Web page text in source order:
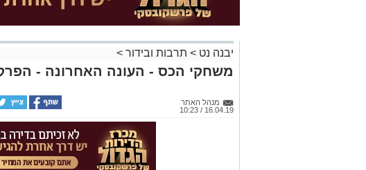
יבנה נט > תרבות ובידור >
משחקי הכס - העונה האחרונה -
מנהל האתר
16.04.19 / 10:23